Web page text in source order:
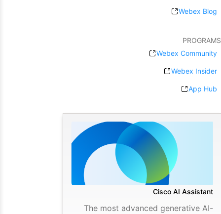
Webex Blog
PROGRAMS
Webex Community
Webex Insider
App Hub
Cisco AI Assistant
The most advanced generative AI-